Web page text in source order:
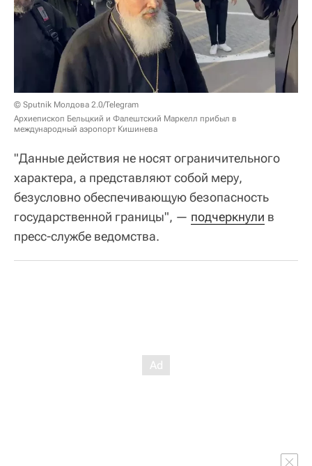
© Sputnik Молдова 2.0/Telegram
Архиепископ Бельцкий и Фалештский Маркелл прибыл в
международный аэропорт Кишинева
"Данные действия не носят ограничительного
характера, а представляют собой меру,
безусловно обеспечивающую безопасность
государственной границы", — подчеркнули в
пресс-службе ведомства.